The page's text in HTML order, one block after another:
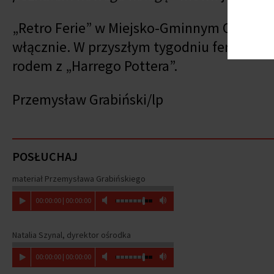
„Retro Ferie” w Miejsko-Gminnym
włącznie. W przyszłym tygodniu ferie
rodem z „Harrego Pottera”.
Przemysław Grabiński/lp
POSŁUCHAJ
materiał Przemysława Grabińskiego
00:00:00| 00:00:00
Natalia Szynal, dyrektor ośrodka
00:00:00| 00:00:00